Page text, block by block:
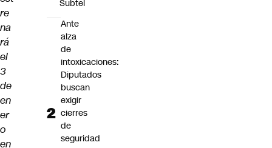
re
na
rá
el
3
de
en
er
o
en
Subtel
Ante
alza
de
intoxicaciones:
Diputados
buscan
exigir
cierres
de
seguridad